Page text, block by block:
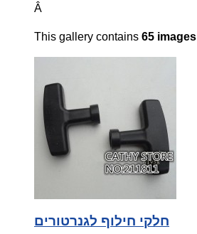
Â
This gallery contains 65 images
חלקי חילוף לגנרטורים